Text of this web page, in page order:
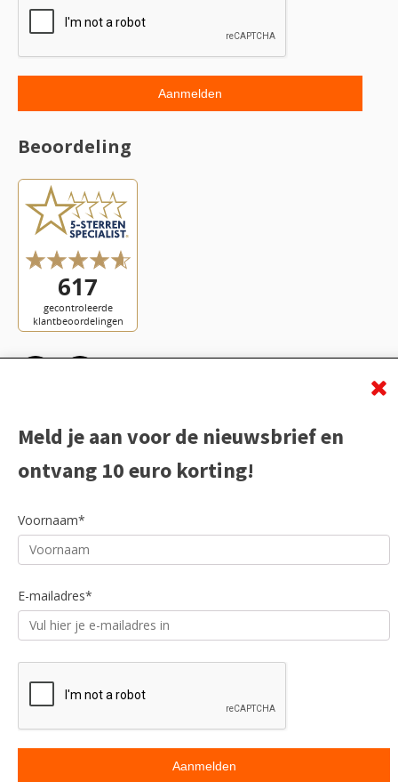
Beoordeling
Meld je aan voor de nieuwsbrief en
ontvang 10 euro korting!
Voornaam*
E-mailadres*